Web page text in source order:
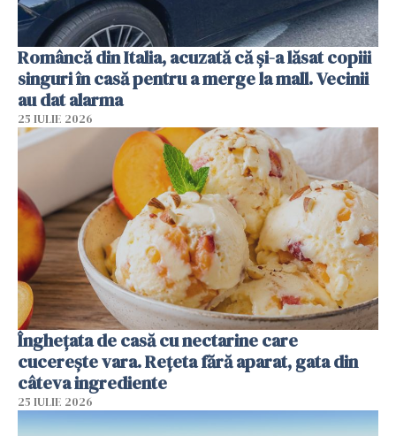
Româncă din Italia, acuzată că și-a lăsat copiii
singuri în casă pentru a merge la mall. Vecinii
au dat alarma
25 IULIE 2026
Înghețata de casă cu nectarine care
cucerește vara. Rețeta fără aparat, gata din
câteva ingrediente
25 IULIE 2026